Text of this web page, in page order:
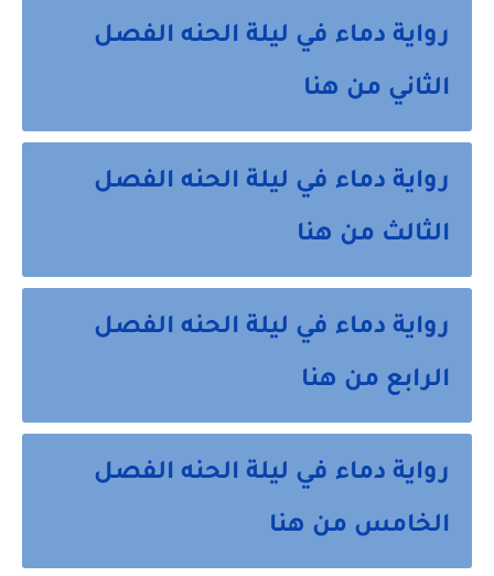
رواية دماء في ليلة الحنه الفصل
الثاني من هنا
رواية دماء في ليلة الحنه الفصل
الثالث من هنا
رواية دماء في ليلة الحنه الفصل
الرابع من هنا
رواية دماء في ليلة الحنه الفصل
الخامس من هنا